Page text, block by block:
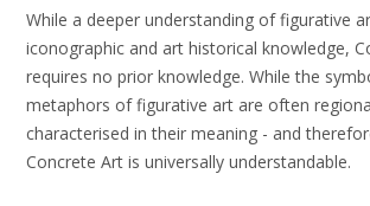
While a deeper understanding of figurative
iconographic and art historical knowledge,
requires no prior knowledge. While the
metaphors of figurative art are often
characterised in their meaning - and
Concrete Art is universally understandable.